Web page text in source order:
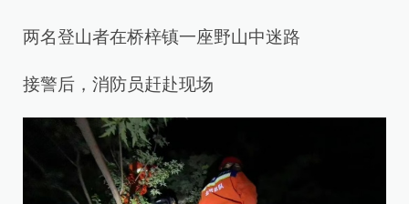
两名登山者在桥梓镇一座野山中迷路
接警后，消防员赶赴现场